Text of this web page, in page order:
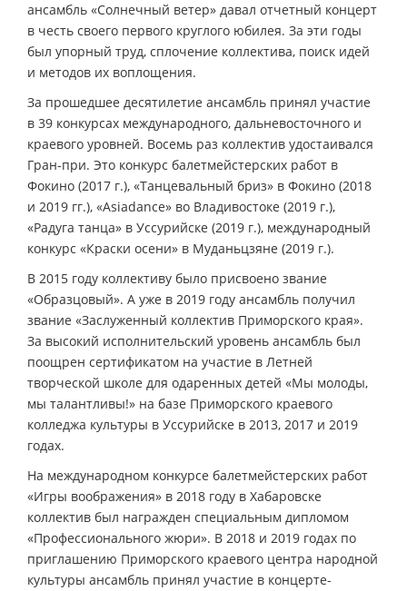
ансамбль «Солнечный ветер» давал отчетный концерт
в честь своего первого круглого юбилея. За эти годы
был упорный труд, сплочение коллектива, поиск идей
и методов их воплощения.
За прошедшее десятилетие ансамбль принял участие
в 39 конкурсах международного, дальневосточного и
краевого уровней. Восемь раз коллектив удостаивался
Гран-при. Это конкурс балетмейстерских работ в
Фокино (2017 г.), «Танцевальный бриз» в Фокино (2018
и 2019 гг.), «Asiadance» во Владивостоке (2019 г.),
«Радуга танца» в Уссурийске (2019 г.), международный
конкурс «Краски осени» в Муданьцзяне (2019 г.).
В 2015 году коллективу было присвоено звание
«Образцовый». А уже в 2019 году ансамбль получил
звание «Заслуженный коллектив Приморского края».
За высокий исполнительский уровень ансамбль был
поощрен сертификатом на участие в Летней
творческой школе для одаренных детей «Мы молоды,
мы талантливы!» на базе Приморского краевого
колледжа культуры в Уссурийске в 2013, 2017 и 2019
годах.
На международном конкурсе балетмейстерских работ
«Игры воображения» в 2018 году в Хабаровске
коллектив был награжден специальным дипломом
«Профессионального жюри». В 2018 и 2019 годах по
приглашению Приморского краевого центра народной
культуры ансамбль принял участие в концерте-